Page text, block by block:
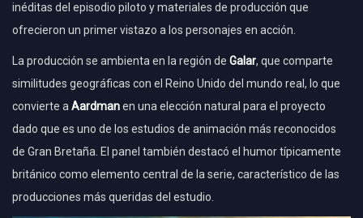
inéditas del episodio piloto y materiales de producción que
ofrecieron un primer vistazo a los personajes en acción.
La producción se ambienta en la región de Galar, que comparte
similitudes geográficas con el Reino Unido del mundo real, lo que
convierte a Aardmanen una elección natural para el proyecto
dado que es uno de los estudios de animación más reconocidos
de Gran Bretaña. El panel también destacó el humor típicamente
británico como elemento central de la serie, característico de las
producciones más queridas del estudio.